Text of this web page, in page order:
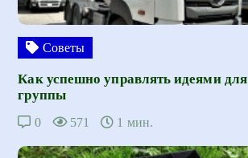
Советы
Как успешно управлять идеями для
группы
0 571 1 мин.